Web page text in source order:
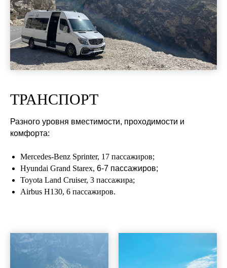
ТРАНСПОРТ
Разного уровня вместимости, проходимости и
комфорта:
Mercedes-Benz Sprinter, 17 пассажиров;
Hyundai Grand Starex, 6-7 пассажиров;
Toyota Land Cruiser, 3 пассажира;
Airbus H130, 6 пассажиров.